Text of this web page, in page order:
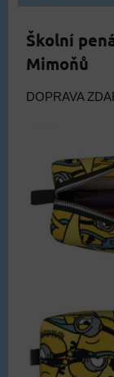
Školní
Mimoňů
DOPRAVA